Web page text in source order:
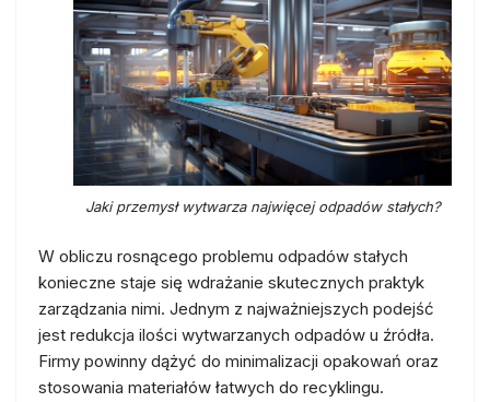
Jaki przemysł wytwarza najwięcej odpadów stałych?
W obliczu rosnącego problemu odpadów stałych
konieczne staje się wdrażanie skutecznych praktyk
zarządzania nimi. Jednym z najważniejszych podejść
jest redukcja ilości wytwarzanych odpadów u źródła.
Firmy powinny dążyć do minimalizacji opakowań oraz
stosowania materiałów łatwych do recyklingu.